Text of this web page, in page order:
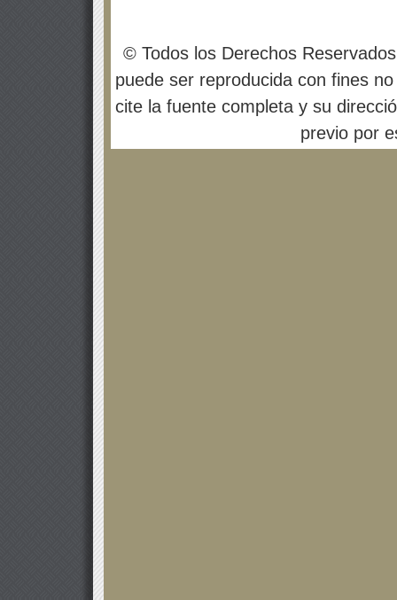
© Todos los Derechos
puede ser reproducida con fines
cite la fuente completa y su
previo por